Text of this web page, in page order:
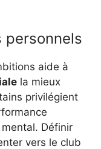
aide à
la mieux
privilégient
Définir
vers le club